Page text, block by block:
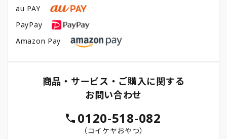
au PAY
PayPay
Amazon Pay
商品・サービス・ご購入に関する
お問い合わせ
0120-518-082
（コイケヤおやつ）